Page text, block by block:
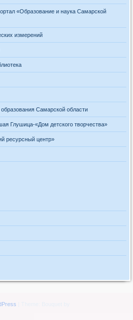
«Образование и наука Самарской
измерений
Самарской области
«Дом детского творчества»
ресурсный центр»